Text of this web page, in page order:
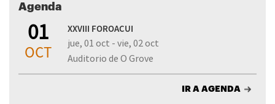
Agenda
01
OCT
XXVIII FOROACUI
jue, 01 oct - vie, 02 oct
Auditorio de O Grove
IR A AGENDA